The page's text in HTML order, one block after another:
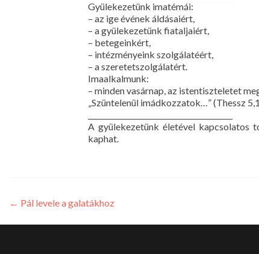
Gyülekezetünk imatémái:
– az ige évének áldásaiért,
– a gyülekezetünk fiataljaiért,
– betegeinkért,
– intézményeink szolgálatéért,
– a szeretetszolgálatért.
Imaalkalmunk:
– minden vasárnap, az istentiszteletet
„Szüntelenül imádkozzatok…” (Thessz
A gyülekezetünk életével kapcsolatos
kaphat.
← Pál levele a galatákhoz